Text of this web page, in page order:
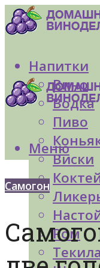
Напитки
Вино
Водка
Пиво
Виски
Ром
Текила
Меню
Самогон